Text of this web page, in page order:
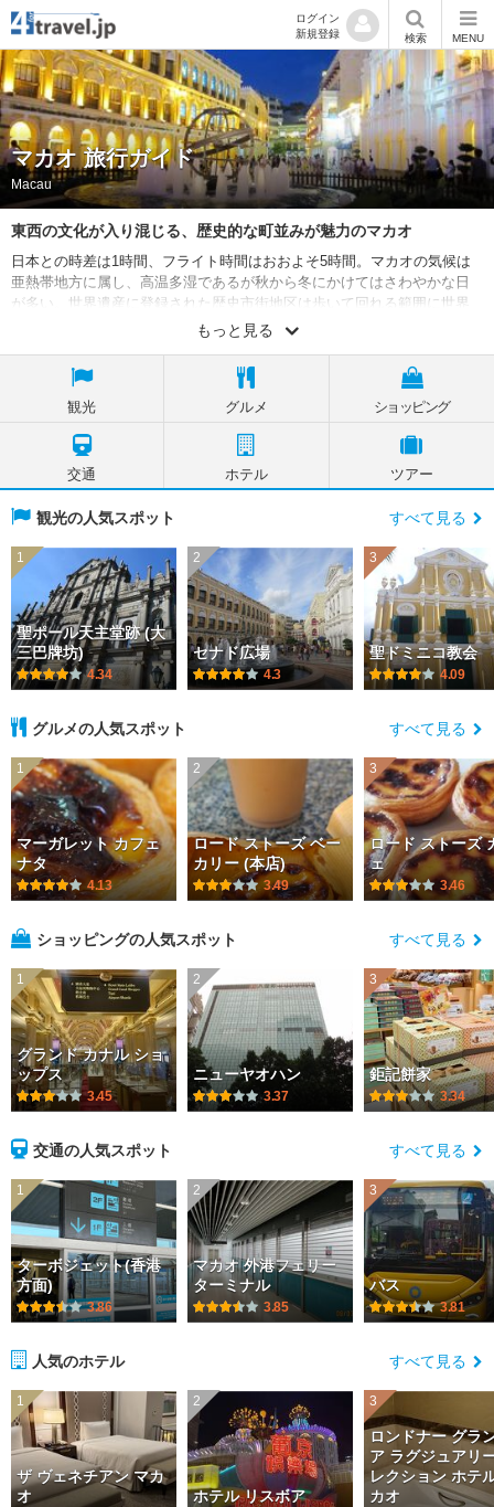
ログイン
新規登録
検索 MENU
マカオ 旅行ガイド
Macau
東西の文化が入り混じる、歴史的な町並みが魅力のマカオ
日本との時差は1時間、フライト時間はおおよそ5時間。マカオの気候は
亜熱帯地方に属し、高温多湿であるが秋から冬にかけてはさわやかな日
が多い。世界遺産に登録された歴史市街地区は歩いて回れる範囲に世界
文化遺産や教会・寺院、博物館が集中しているが施設の豊富さや質の高
タワーでのスカイウォークやバンジージャンプ、カジノ、ドッグレー
ス、ゴルフ、レーシングカートなどエンターテイメントが充実してい
外務省 海外安全ホームページ情報
もっと見る
観光 グルメ ショッピング
交通 ホテル ツアー
観光の人気スポット すべて見る
1
聖ポール天主堂跡 (大
三巴牌坊)
4.34
2
セナド広場
4.3
3
聖ドミニコ教会
4.09
グルメの人気スポット すべて見る
1
マーガレット カフェ
ナタ
4.13
2
ロード ストーズ ベー
カリー (本店)
3.49
3
ロード ストーズ
ェ
3.46
ショッピングの人気スポット すべて見る
1
グランド カナル ショ
ップス
3.45
2
ニューヤオハン
3.37
3
鉅記餅家
3.34
交通の人気スポット すべて見る
1
ターボジェット(香港
方面)
3.86
2
マカオ 外港フェリー
ターミナル
3.85
3
バス
3.81
人気のホテル すべて見る
1
ザ ヴェネチアン マカ
オ
2
ホテル リスボア
3
ロンドナー グラ
ア ラグジュアリ
レクション ホテ
カオ